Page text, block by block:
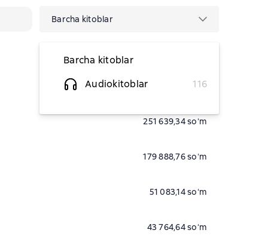
Barcha kitoblar
Barcha kitoblar
Audiokitoblar
116
30 327,87 soʻm
251 639,34 soʻm
179 888,76 soʻm
51 083,14 soʻm
43 764,64 soʻm